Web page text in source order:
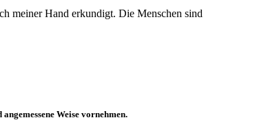
meiner Hand erkundigt. Die Menschen sind
Weise vornehmen.